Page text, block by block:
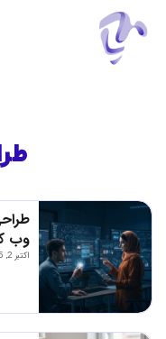
وب
اکتبر 2, 2025